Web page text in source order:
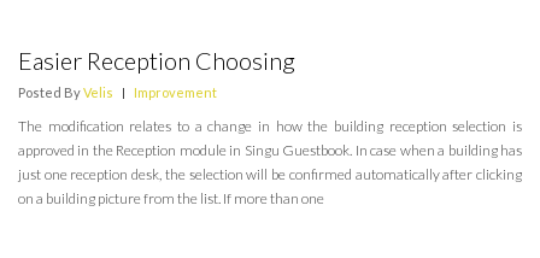
Easier Reception Choosing
Posted ByVelis | Improvement
The modification relates to a change in how the building reception selection is
approved in the Reception module in Singu Guestbook. In case when a building has
just one reception desk, the selection will be confirmed automatically after clicking
on a building picture from the list. If more than one